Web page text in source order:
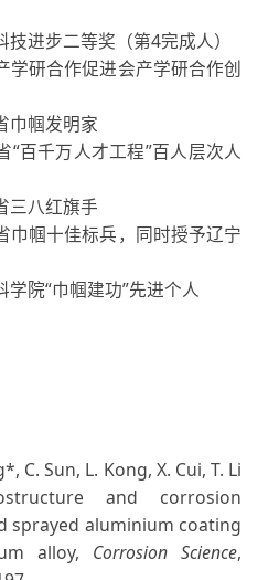
进步二等奖（第4完成人）
研合作促进会产学研合作创
帼发明家
千万人才工程”百人层次人
八红旗手
帼十佳标兵，同时授予辽宁
院“巾帼建功”先进个人
*, C. Sun, L. Kong, X. Cui, T. Li
and corrosion
sprayed aluminium coating
alloy, Corrosion Science,